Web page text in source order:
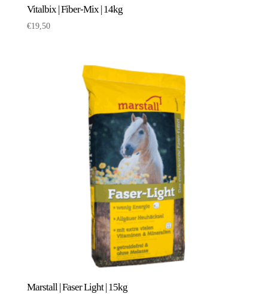
Vitalbix | Fiber-Mix | 14kg
€19,50
Marstall | Faser Light | 15kg